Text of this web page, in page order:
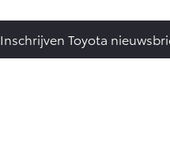
Inschrijven Toyota